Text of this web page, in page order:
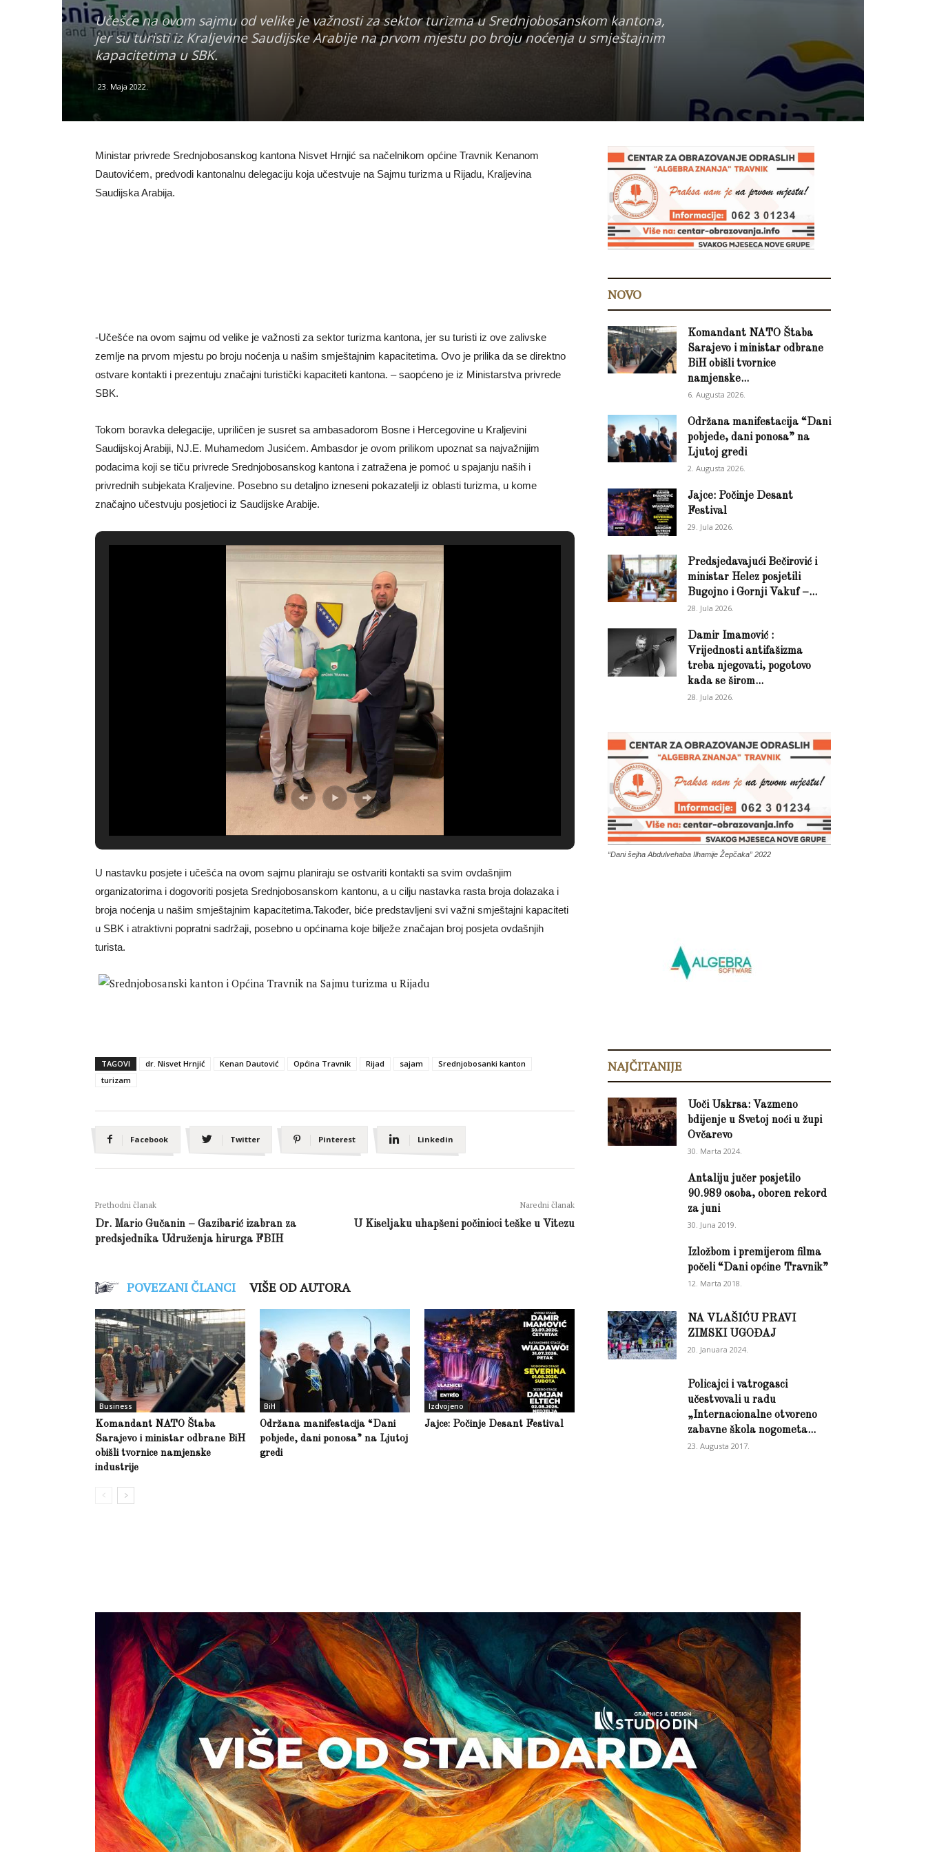
Učešće na ovom sajmu od velike je važnosti za sektor turizma u Srednjobosanskom kantona,
jer su turisti iz Kraljevine Saudijske Arabije na prvom mjestu po broju noćenja u smještajnim
kapacitetima u SBK.
23. Maja 2022.
Ministar privrede Srednjobosanskog kantona Nisvet Hrnjić sa načelnikom općine Travnik Kenanom
Dautovićem, predvodi kantonalnu delegaciju koja učestvuje na Sajmu turizma u Rijadu, Kraljevina
Saudijska Arabija.
-Učešće na ovom sajmu od velike je važnosti za sektor turizma kantona, jer su turisti iz ove zalivske
zemlje na prvom mjestu po broju noćenja u našim smještajnim kapacitetima. Ovo je prilika da se direktno
ostvare kontakti i prezentuju značajni turistički kapaciteti kantona. – saopćeno je iz Ministarstva privrede
SBK.
Tokom boravka delegacije, upriličen je susret sa ambasadorom Bosne i Hercegovine u Kraljevini
Saudijskoj Arabiji, NJ.E. Muhamedom Jusićem. Ambasdor je ovom prilikom upoznat sa najvažnijim
podacima koji se tiču privrede Srednjobosanskog kantona i zatražena je pomoć u spajanju naših i
privrednih subjekata Kraljevine. Posebno su detaljno izneseni pokazatelji iz oblasti turizma, u kome
značajno učestvuju posjetioci iz Saudijske Arabije.
U nastavku posjete i učešća na ovom sajmu planiraju se ostvariti kontakti sa svim ovdašnjim
organizatorima i dogovoriti posjeta Srednjobosanskom kantonu, a u cilju nastavka rasta broja dolazaka i
broja noćenja u našim smještajnim kapacitetima.Također, biće predstavljeni svi važni smještajni kapaciteti
u SBK i atraktivni popratni sadržaji, posebno u općinama koje bilježe značajan broj posjeta ovdašnjih
turista.
TAGOVI dr. Nisvet Hrnjić Kenan Dautović Općina Travnik Rijad sajam
Srednjobosanki kanton
turizam
Facebook Twitter Pinterest Linkedin
Prethodni članak
Dr. Mario Gučanin – Gazibarić izabran za
predsjednika Udruženja hirurga FBIH
Naredni članak
U Kiseljaku uhapšeni počinioci teške u Vitezu
POVEZANI ČLANCI VIŠE OD AUTORA
Business
Komandant NATO Štaba
Sarajevo i ministar odbrane BiH
obišli tvornice namjenske
industrije
BiH
Održana manifestacija “Dani
pobjede, dani ponosa” na Ljutoj
gredi
Izdvojeno
Jajce: Počinje Desant Festival
NOVO
Komandant NATO Štaba
Sarajevo i ministar odbrane
BiH obišli tvornice
namjenske...
6. Augusta 2026.
Održana manifestacija “Dani
pobjede, dani ponosa” na
Ljutoj gredi
2. Augusta 2026.
Jajce: Počinje Desant
Festival
29. Jula 2026.
Predsjedavajući Bečirović i
ministar Helez posjetili
Bugojno i Gornji Vakuf –...
28. Jula 2026.
Damir Imamović :
Vrijednosti antifašizma
treba njegovati, pogotovo
kada se širom...
28. Jula 2026.
“Dani šejha Abdulvehaba Ilhamije Žepčaka” 2022
NAJČITANIJE
Uoči Uskrsa: Vazmeno
bdijenje u Svetoj noći u župi
Ovčarevo
30. Marta 2024.
Antaliju jučer posjetilo
90.989 osoba, oboren rekord
za juni
30. Juna 2019.
Izložbom i premijerom filma
počeli “Dani općine Travnik”
12. Marta 2018.
NA VLAŠIĆU PRAVI
ZIMSKI UGOĐAJ
20. Januara 2024.
Policajci i vatrogasci
učestvovali u radu
„Internacionalne otvoreno
zabavne škola nogometa...
23. Augusta 2017.